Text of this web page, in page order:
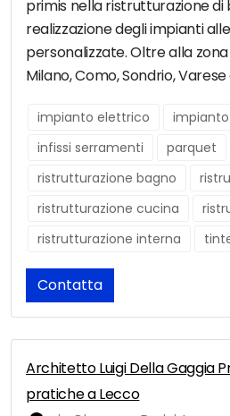
primis nella ristrutturazione di
realizzazione degli impianti
personalizzate. Oltre alla
Milano, Como, Sondrio,
impianto elettrico
infissi serramenti
parquet
ristrutturazione bagno
ristrutturazione cucina
ristrutturazione interna
Contatta
Architetto Luigi Della Gaggia
pratiche a Lecco